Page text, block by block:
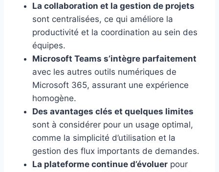
La collaboration et la gestion de projets
sont centralisées, ce qui améliore la
productivité et la coordination au sein des
équipes.
Microsoft Teams s’intègre parfaitement
avec les autres outils numériques de
Microsoft 365, assurant une expérience
homogène.
Des avantages clés et quelques limites
sont à considérer pour un usage optimal,
comme la simplicité d’utilisation et la
gestion des flux importants de demandes.
La plateforme continue d’évoluer pour